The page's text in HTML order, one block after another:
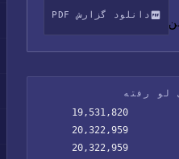
دانلود گزارش PDF
لو رفته
19,531,820
20,322,959
20,322,959